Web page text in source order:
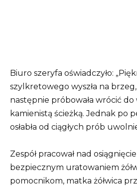
Biuro szeryfa oświadczyło:
szylkretowego wyszła na brzeg,
następnie próbowała wrócić do
kamienistą ścieżką. Jednak po
osłabła od ciągłych prób
Zespół pracował nad
bezpiecznym uratowaniem
pomocnikom, matka żółwica